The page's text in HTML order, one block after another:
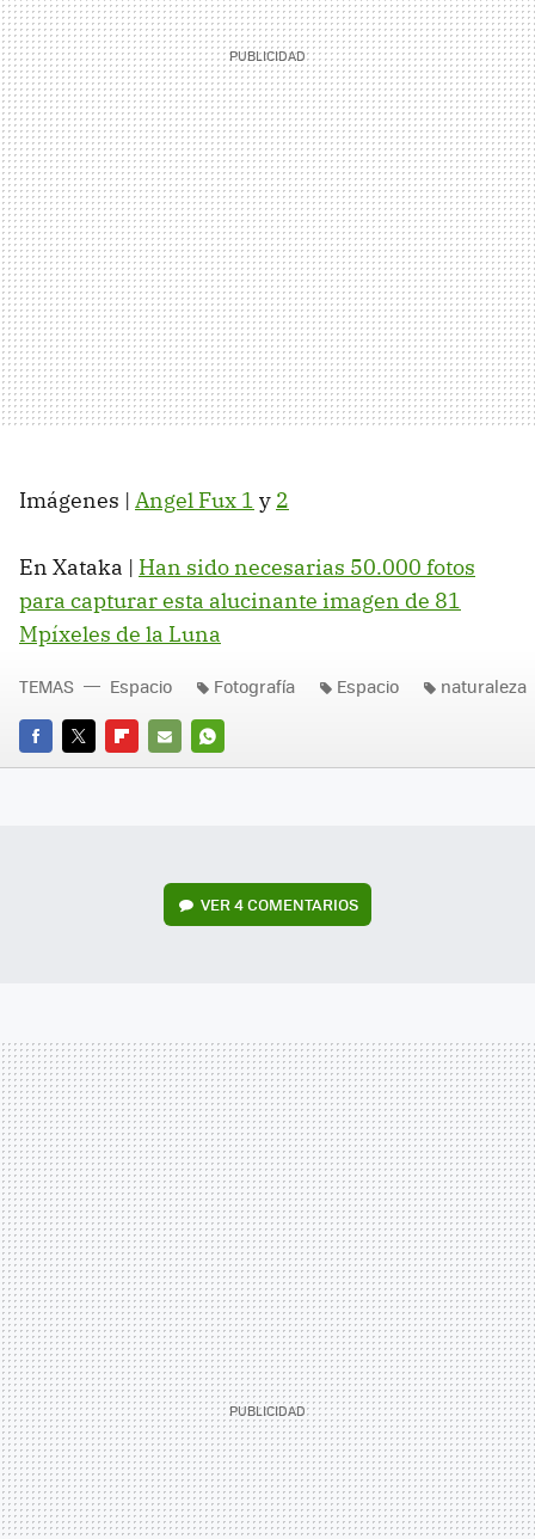
Imágenes | Angel Fux 1 y 2
En Xataka | Han sido necesarias 50.000 fotos
para capturar esta alucinante imagen de 81
Mpíxeles de la Luna
FACEBOOK
TWITTERFLIPBOARD
E-
WHATSAPP
TEMAS Espacio Fotografía Espacio naturaleza
VER4 COMENTARIOS